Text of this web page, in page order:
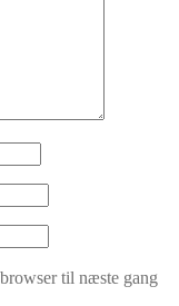
til næste gang